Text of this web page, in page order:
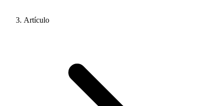
Artículo